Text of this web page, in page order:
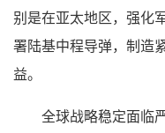
别是在亚太地区，强化
署陆基中程导弹，制造
益。
全球战略稳定面临